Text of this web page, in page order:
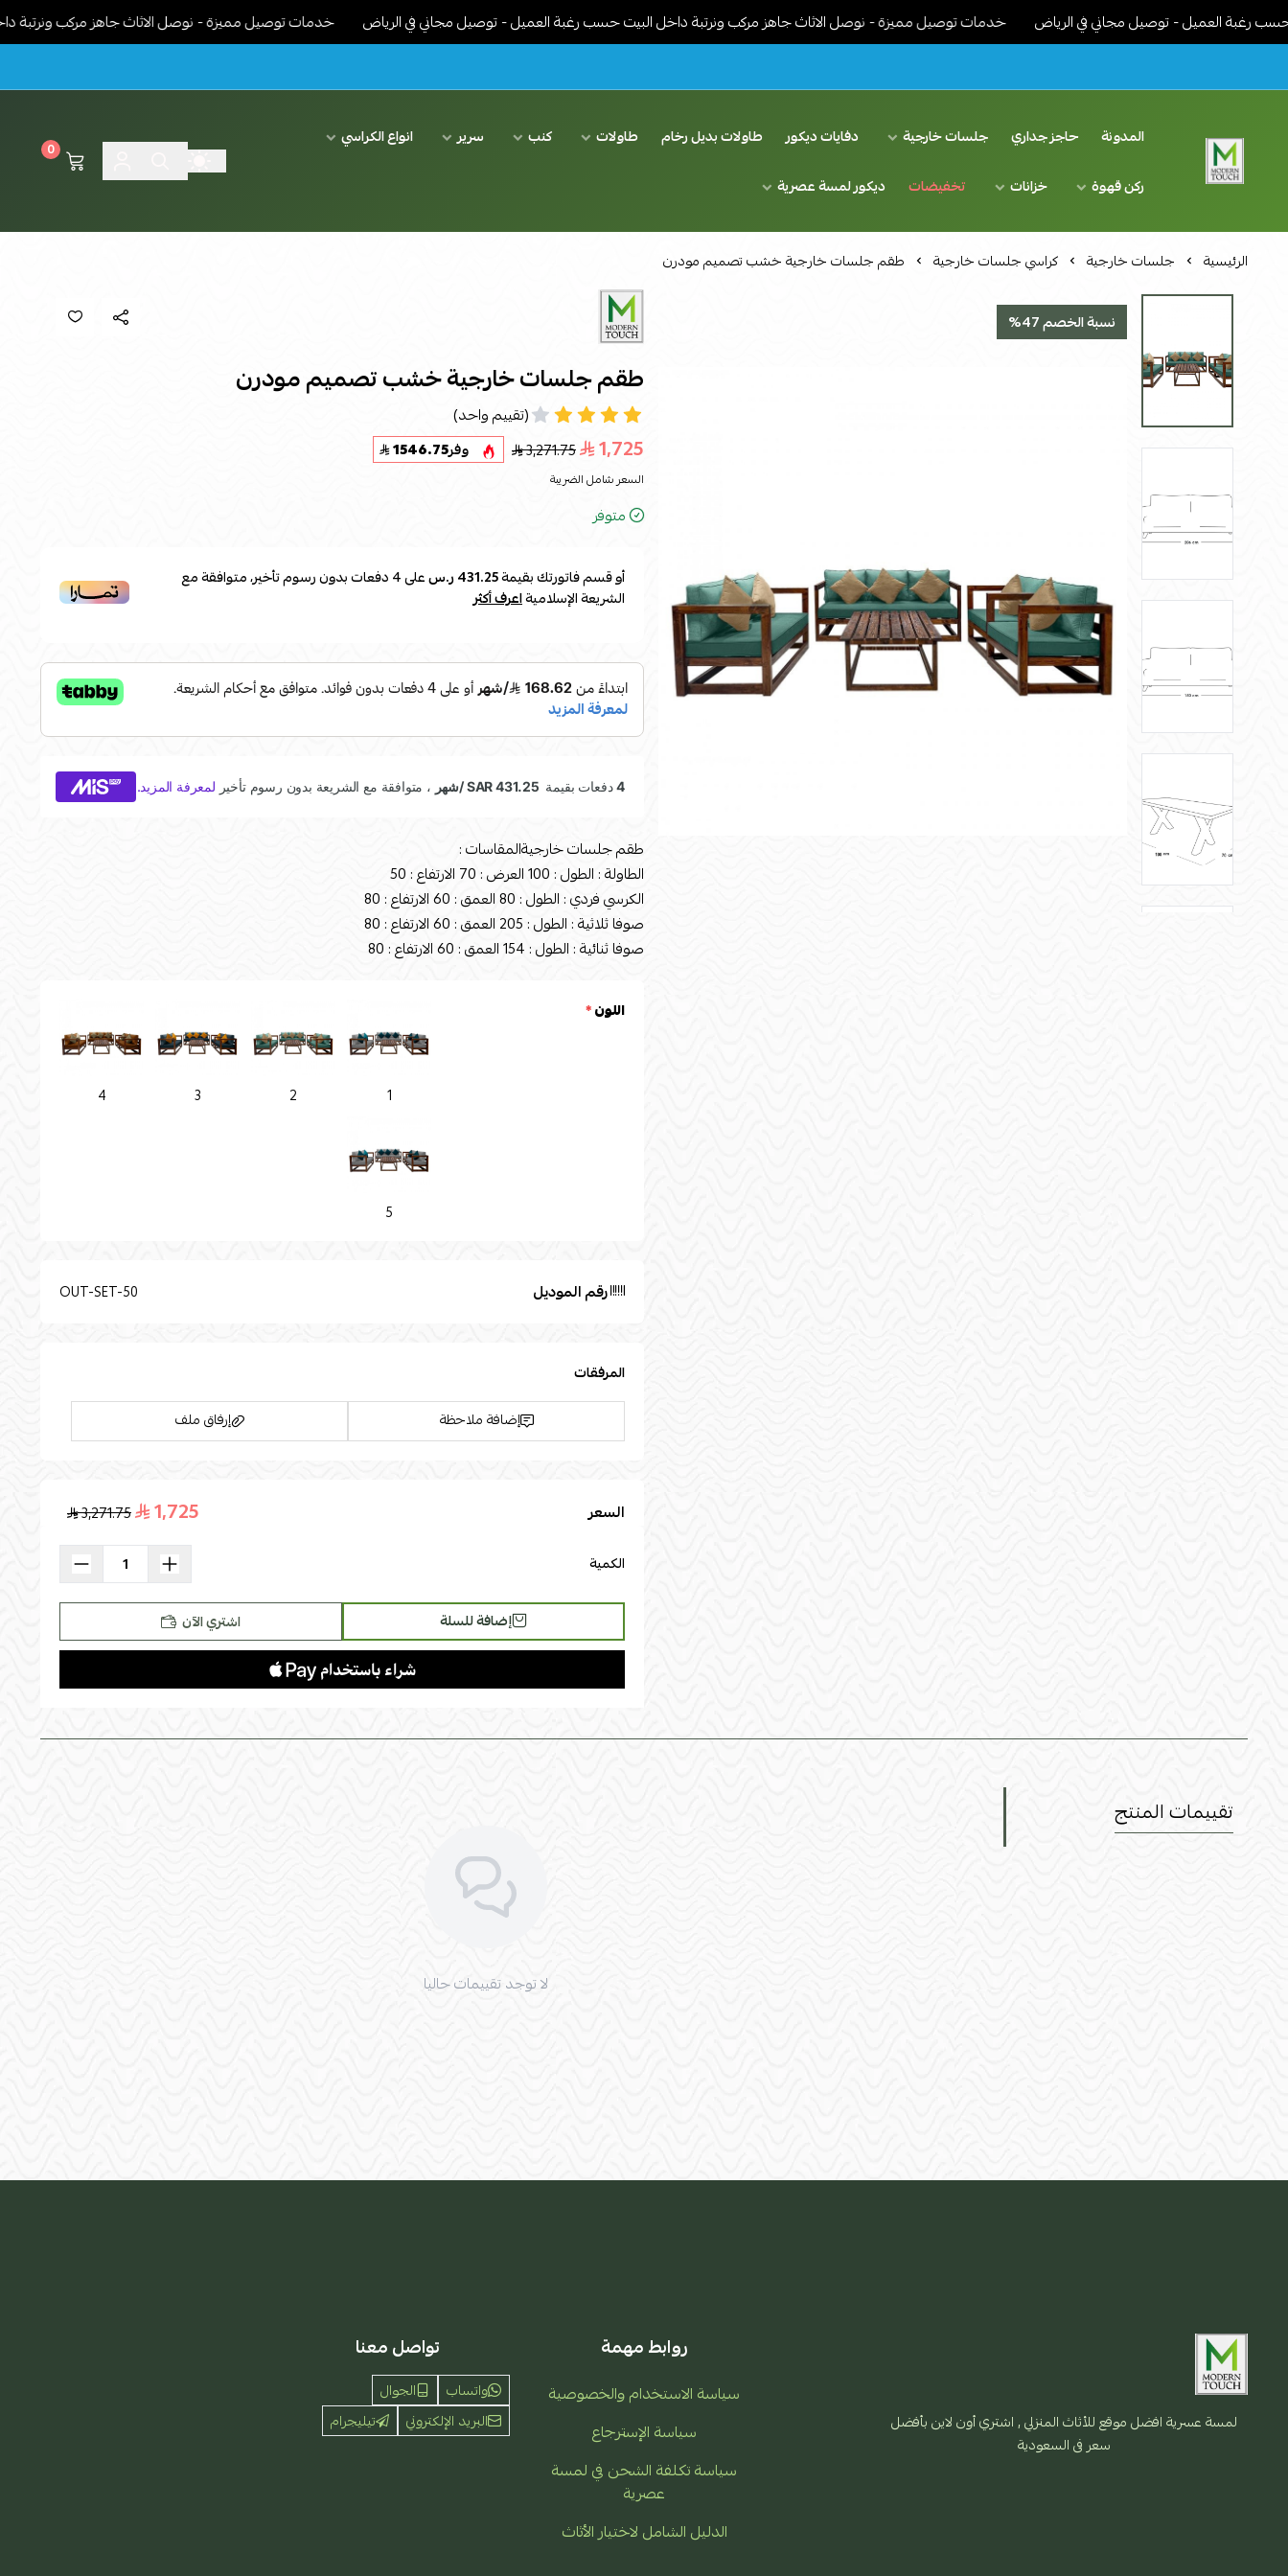
- توصيل مجاني في الرياض خدمات توصيل مميزة - نوصل الاثاث جاهز مركب ونرتبة داخل البيت حسب رغبة العميل - توصيل مجاني في الرياض خدمات توصيل مميزة - نوصل الاثاث جاهز مركب ونرتبة داخل
اثاث مودرن لمسة عصرية
المدونة حاجز جداري جلسات خارجية دفايات ديكور طاولات بديل رخام طاولات كنب سرير
انواع الكراسي
ركن قهوة
خزانات تخفيضات ديكور لمسة عصرية
0
الرئيسية جلسات خارجية كراسي جلسات خارجية طقم جلسات خارجية خشب تصميم مودرن
نسبة الخصم 47%
طقم جلسات خارجية خشب تصميم مودرن
(تقييم واحد)
1,725
3,271.75 وفر1546.75
السعر شامل الضريبة
متوفر
أو قسم فاتورتك بقيمة431.25 ر.س على4دفعات بدون رسوم تأخير، متوافقة مع
الشريعة الإسلاميةاعرف أكثر
طقم جلسات خارجيةالمقاسات :
الطاولة : الطول : 100 العرض : 70 الارتفاع : 50
الكرسي فردي : الطول : 80 العمق : 60 الارتفاع : 80
صوفا ثلاثية : الطول : 205 العمق : 60 الارتفاع : 80
صوفا ثنائية : الطول : 154 العمق : 60 الارتفاع : 80
اللون*
1
2
3
4
5
رقم الموديل OUT-SET-50
المرفقات
إضافة ملاحظة
إرفاق ملف
السعر 1,725
3,271.75
الكمية
إضافة للسلة اشتري الآن
تقييمات المنتج
لا توجد تقييمات حاليا
لمسة عسرية افضل موقع للأثاث المنزلي , اشتري أون لاين بأفضل
سعر فى السعودية
روابط مهمة
سياسة الاستخدام والخصوصية
سياسة الإسترجاع
سياسة تكلفة الشحن في لمسة
عصرية
الدليل الشامل لاختيار الأثاث
تواصل معنا
واتساب
الجوال
البريد الإلكتروني
تيليجرام